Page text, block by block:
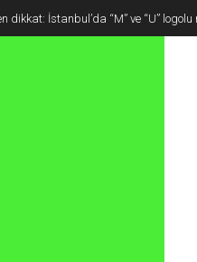
dikkat: İstanbul’da “M” ve “U” logolu